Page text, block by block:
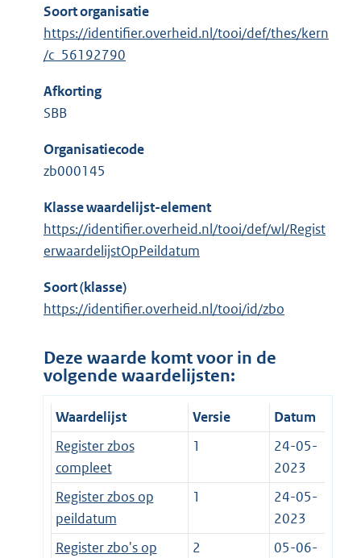
Soort organisatie
https://identifier.overheid.nl/tooi/def/thes/kern
/c_56192790
Afkorting
SBB
Organisatiecode
zb000145
Klasse waardelijst-element
https://identifier.overheid.nl/tooi/def/wl/Regist
erwaardelijstOpPeildatum
Soort (klasse)
https://identifier.overheid.nl/tooi/id/zbo
Deze waarde komt voor in de
volgende waardelijsten:
Waardelijst Versie
Datum
Register zbos
compleet
1
24-05-
2023
Register zbos op
peildatum
1
24-05-
2023
Register zbo's op
2
05-06-